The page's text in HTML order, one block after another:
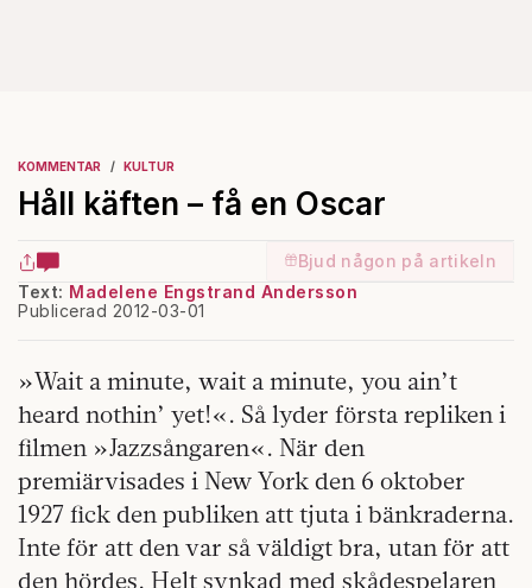
KOMMENTAR KULTUR
Håll käften – få en Oscar
Bjud någon på artikeln
Text: Madelene Engstrand Andersson
Publicerad 2012-03-01
»Wait a minute, wait a minute, you ain’t
heard nothin’ yet!«. Så lyder första repliken i
filmen »Jazzsångaren«. När den
premiärvisades i New York den 6 oktober
1927 fick den publiken att tjuta i bänkraderna.
Inte för att den var så väldigt bra, utan för att
den hördes. Helt synkad med skådespelaren